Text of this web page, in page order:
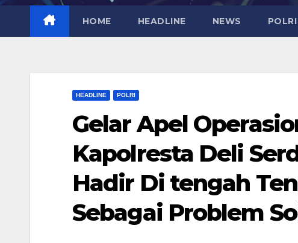
HOME HEADLINE NEWS POLRI
HEADLINE POLRI
Gelar Apel
Kapolresta Deli
Hadir Di tengah
Sebagai Problem